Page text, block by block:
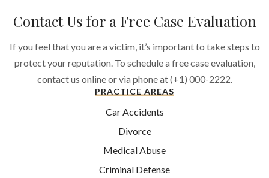
Contact Us for a Free Case Evaluation
If you feel that you are a victim, it’s important to take steps to
protect your reputation. To schedule a free case evaluation,
contact us online or via phone at (+1) 000-2222.
PRACTICE AREAS
Car Accidents
Divorce
Medical Abuse
Criminal Defense